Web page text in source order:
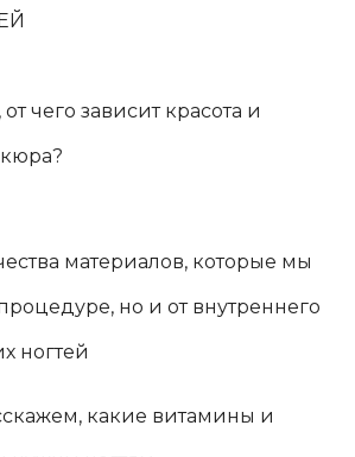
чего зависит красота и
материалов, которые мы
но и от внутреннего
ногтей
какие витамины и